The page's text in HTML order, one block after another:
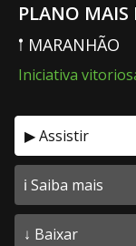
PLANO MAIS
𖡡 MARANHÃO
Iniciativa
▶ Assistir
ℹ️ Saiba mais
↓ Baixar